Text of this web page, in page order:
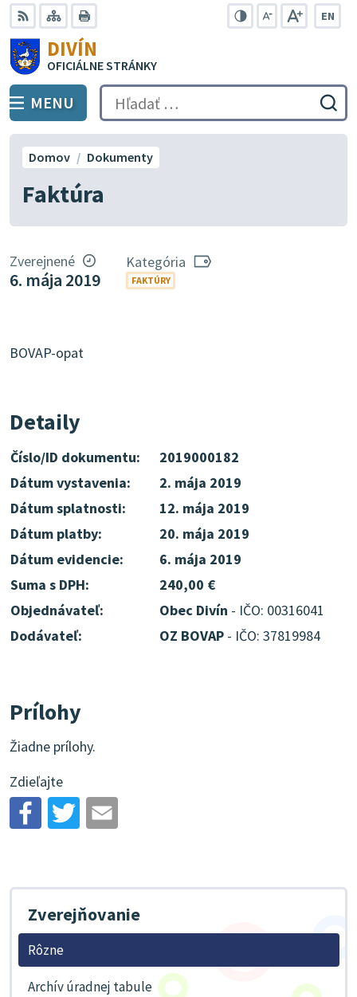
Preskočiť
na
obsah
RSS Mapa
EN
DIVÍN
OFICIÁLNE STRÁNKY
PREPNÚŤ
MENU Hľadať:
Faktúra
Domov Dokumenty
Zverejnené
6. mája 2019
Kategória
FAKTÚRY
BOVAP-opat
Detaily
Číslo/ID dokumentu:
2019000182
Dátum vystavenia:
2. mája 2019
Dátum splatnosti:
12. mája 2019
Dátum platby:
20. mája 2019
Dátum evidencie:
6. mája 2019
Suma s DPH:
240,00 €
Objednávateľ:
Obec Divín - IČO: 00316041
Dodávateľ:
OZ BOVAP - IČO: 37819984
Prílohy
Žiadne prílohy.
Zdieľajte
Zverejňovanie
Rôzne
Archív úradnej tabule